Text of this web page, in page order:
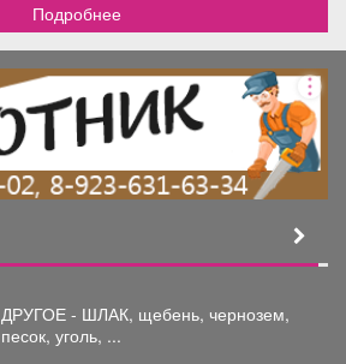
Подробнее
ДРУГОЕ - ШЛАК, щебень, чернозем,
песок, уголь, ...